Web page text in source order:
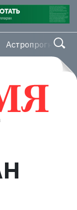
Астропрогноз